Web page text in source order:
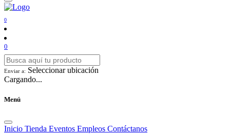
0
0
Enviar a: Seleccionar ubicación
Cargando...
Menú
Inicio Tienda Eventos Empleos Contáctanos